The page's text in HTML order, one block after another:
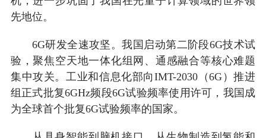
先地位。
6G研发全速攻坚。我国启动第二阶段6G技术试
验，聚焦空天地一体化组网、通感融合等核心难题
集中攻关。工业和信息化部向IMT-2030（6G）推进
组正式批复6GHz频段6G试验频率使用许可，我国成
为全球首个批复6G试验频率的国家。